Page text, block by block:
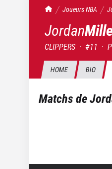
TrashTalk Actu NBA
Joueurs NBA
Jordan
CLIPPERS · #11 ·
HOME BIO
Matchs de